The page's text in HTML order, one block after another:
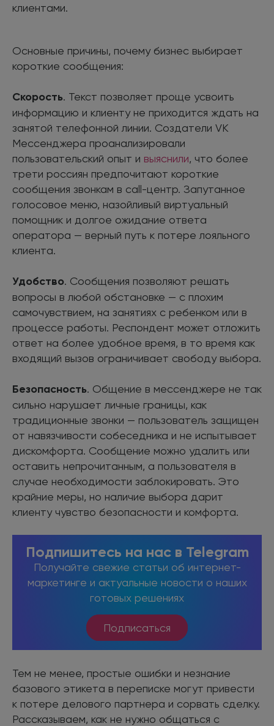
клиентами.
Основные причины, почему бизнес выбирает
короткие сообщения:
Скорость. Текст позволяет проще усвоить
информацию и клиенту не приходится ждать на
занятой телефонной линии. Создатели VK
Мессенджера проанализировали
пользовательский опыт и выяснили, что более
трети россиян предпочитают короткие
сообщения звонкам в call-центр. Запутанное
голосовое меню, назойливый виртуальный
помощник и долгое ожидание ответа
оператора — верный путь к потере лояльного
клиента.
Удобство. Сообщения позволяют решать
вопросы в любой обстановке — с плохим
самочувствием, на занятиях с ребенком или в
процессе работы. Респондент может отложить
ответ на более удобное время, в то время как
входящий вызов ограничивает свободу выбора.
Безопасность. Общение в мессенджере не так
сильно нарушает личные границы, как
традиционные звонки — пользователь защищен
от навязчивости собеседника и не испытывает
дискомфорта. Сообщение можно удалить или
оставить непрочитанным, а пользователя в
случае необходимости заблокировать. Это
крайние меры, но наличие выбора дарит
клиенту чувство безопасности и комфорта.
Подпишитесь на нас в Telegram
Получайте свежие статьи об интернет-
маркетинге и актуальные новости о наших
готовых решениях
Подписаться
Тем не менее, простые ошибки и незнание
базового этикета в переписке могут привести
к потере делового партнера и сорвать сделку.
Рассказываем, как не нужно общаться с